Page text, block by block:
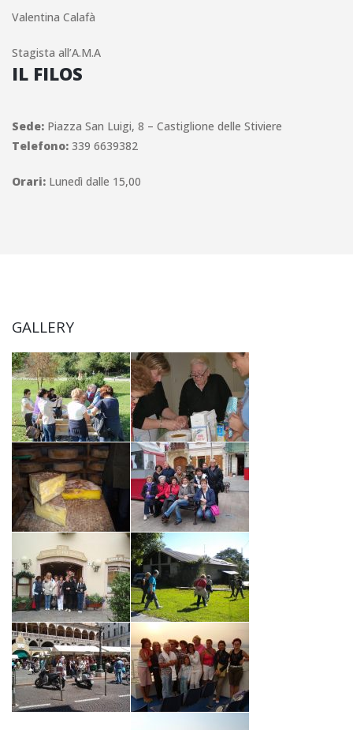
Valentina Calafà
Stagista all’A.M.A
IL FILOS
Sede: Piazza San Luigi, 8 – Castiglione delle Stiviere
Telefono: 339 6639382
Orari: Lunedì dalle 15,00
GALLERY